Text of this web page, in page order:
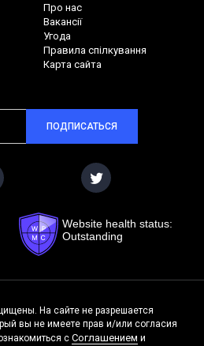
Про нас
Вакансії
Угода
Правила спілкування
Карта сайта
ПОДПИСАТЬСЯ
Website health status:
Outstanding
На сайте не разрешается
вы не имеете прав и/или согласия
с Соглашением и